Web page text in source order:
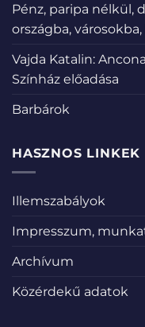
Pénz, paripa nélkül,
országba,
Vajda Katalin:
Színház előadása
Barbárok
HASZNOS LINKEK
Illemszabályok
Impresszum,
Archívum
Közérdekű adatok